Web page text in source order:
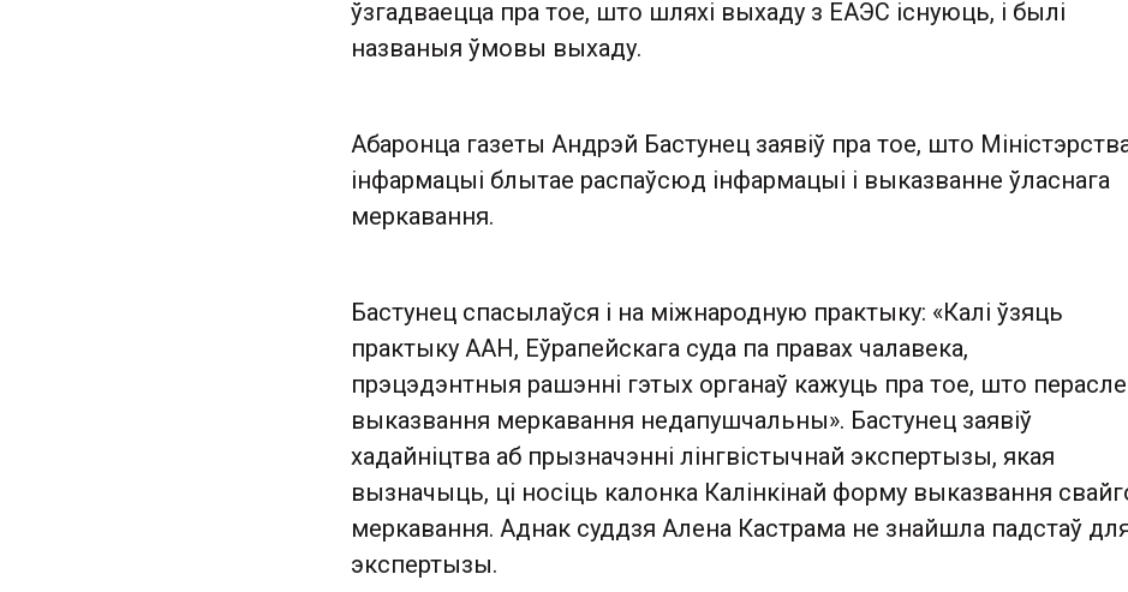
ўзгадваецца пра тое, што шляхі выхаду з ЕАЭС існуюць, і былі
названыя ўмовы выхаду.
Абаронца газеты Андрэй Бастунец заявіў пра тое, што
інфармацыі блытае распаўсюд інфармацыі і выказванне ўласнага
меркавання.
Бастунец спасылаўся і на міжнародную практыку: «Калі ўзяць
практыку ААН, Еўрапейскага суда па правах чалавека,
прэцэдэнтныя рашэнні гэтых органаў кажуць пра тое, што
выказвання меркавання недапушчальны». Бастунец заявіў
хадайніцтва аб прызначэнні лінгвістычнай экспертызы, якая
вызначыць, ці носіць калонка Калінкінай форму выказвання
меркавання. Аднак суддзя Алена Кастрама не знайшла падстаў
экспертызы.